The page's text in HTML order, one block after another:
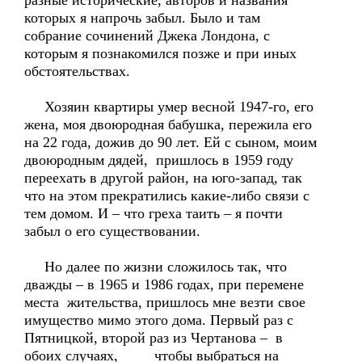
которых я напрочь забыл. Было и там
собрание сочинений Джека Лондона, с
которым я познакомился позже и при иных
обстоятельствах.
Хозяин квартиры умер весной 1947-го, его
жена, моя двоюродная бабушка, пережила его
на 22 года, дожив до 90 лет. Ей с сыном, моим
двоюродным дядей, пришлось в 1959 году
переехать в другой район, на юго-запад, так
что на этом прекратились какие-либо связи с
тем домом. И – что греха таить – я почти
забыл о его существовании.
Но далее по жизни сложилось так, что
дважды – в 1965 и 1986 годах, при перемене
места жительства, пришлось мне везти свое
имущество мимо этого дома. Первый раз с
Пятницкой, второй раз из Чертанова – в
обоих случаях, чтобы выбраться на